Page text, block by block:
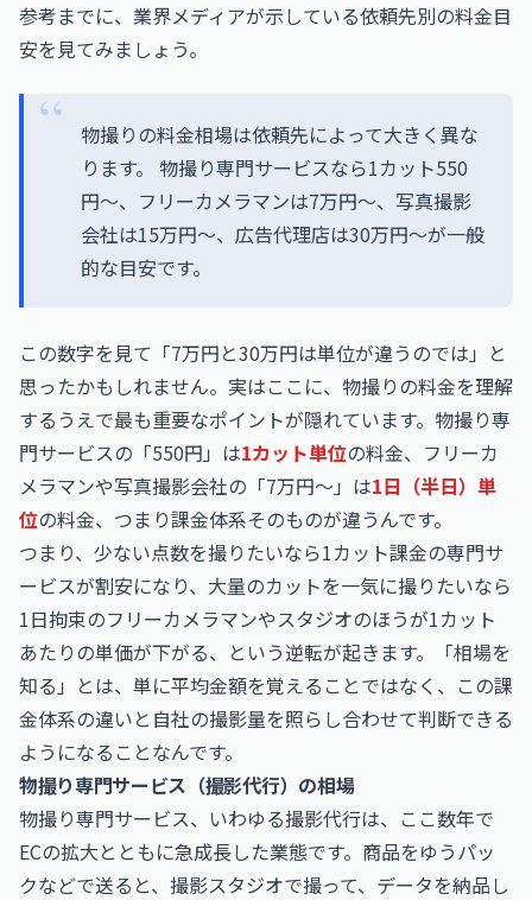
参考までに、業界メディアが示している依頼先別の料金目
安を見てみましょう。
物撮りの料金相場は依頼先によって大きく異な
ります。 物撮り専門サービスなら1カット550
円〜、フリーカメラマンは7万円〜、写真撮影
会社は15万円〜、広告代理店は30万円〜が一般
的な目安です。
この数字を見て「7万円と30万円は単位が違うのでは」と
思ったかもしれません。実はここに、物撮りの料金を理解
するうえで最も重要なポイントが隠れています。物撮り専
門サービスの「550円」は1カット単位の料金、フリーカ
メラマンや写真撮影会社の「7万円〜」は1日（半日）単
位の料金、つまり課金体系そのものが違うんです。
つまり、少ない点数を撮りたいなら1カット課金の専門サ
ービスが割安になり、大量のカットを一気に撮りたいなら
1日拘束のフリーカメラマンやスタジオのほうが1カット
あたりの単価が下がる、という逆転が起きます。「相場を
知る」とは、単に平均金額を覚えることではなく、この課
金体系の違いと自社の撮影量を照らし合わせて判断できる
ようになることなんです。
物撮り専門サービス（撮影代行）の相場
物撮り専門サービス、いわゆる撮影代行は、ここ数年で
ECの拡大とともに急成長した業態です。商品をゆうパッ
クなどで送ると、撮影スタジオで撮って、データを納品し